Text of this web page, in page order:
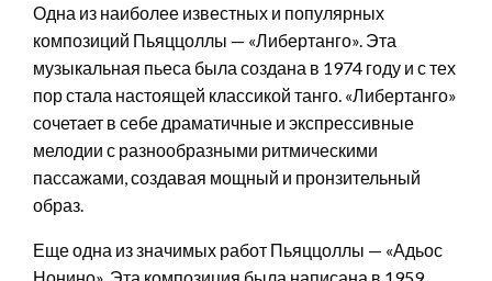
Одна из наиболее известных и популярных
композиций Пьяццоллы — «Либертанго». Эта
музыкальная пьеса была создана в 1974 году и с тех
пор стала настоящей классикой танго. «Либертанго»
сочетает в себе драматичные и экспрессивные
мелодии с разнообразными ритмическими
пассажами, создавая мощный и пронзительный
образ.
Еще одна из значимых работ Пьяццоллы — «Адьос